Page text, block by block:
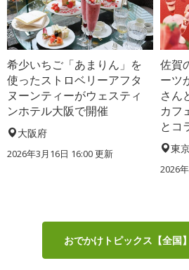
希少いちご「あまりん」を
使ったストロベリーアフタ
ヌーンティーがウェスティ
ンホテル大阪で開催
大阪府
2026年3月16日 16:00 更新
佐賀
ーツ
さん
カフ
とコ
東
2026
おでかけトピックス【全国